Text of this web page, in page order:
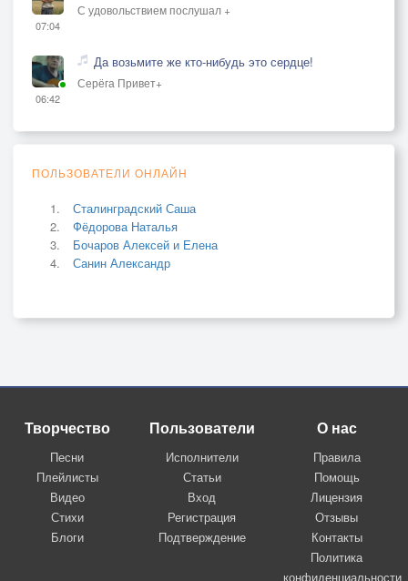
07:04
С удовольствием послушал +
06:42
Да возьмите же кто-нибудь это сердце!
Серёга Привет+
ПОЛЬЗОВАТЕЛИ ОНЛАЙН
Сталинградский Саша
Фёдорова Наталья
Бочаров Алексей и Елена
Санин Александр
Творчество
Песни
Плейлисты
Видео
Стихи
Блоги
Пользователи
Исполнители
Статьи
Вход
Регистрация
Подтверждение
О нас
Правила
Помощь
Лицензия
Отзывы
Контакты
Политика
конфиденциальности